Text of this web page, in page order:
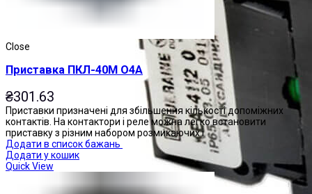
Close
Приставка ПКЛ-40М О4А
₴301.63
Приставки призначені для збільшення кількості допоміжних
контактів. На контактори і реле можна легко встановити
приставку з різним набором розмикаючих і
Додати в список бажань
Додати у кошик
Quick View